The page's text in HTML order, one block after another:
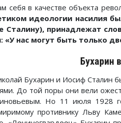
себя в качестве объекта
идеологии насилия
Сталину), принадлежат
нас могут быть только
Бухарин
Бухарин и Иосиф Сталин
До той поры они вели
Но 11 июля 1928
противнику Льву